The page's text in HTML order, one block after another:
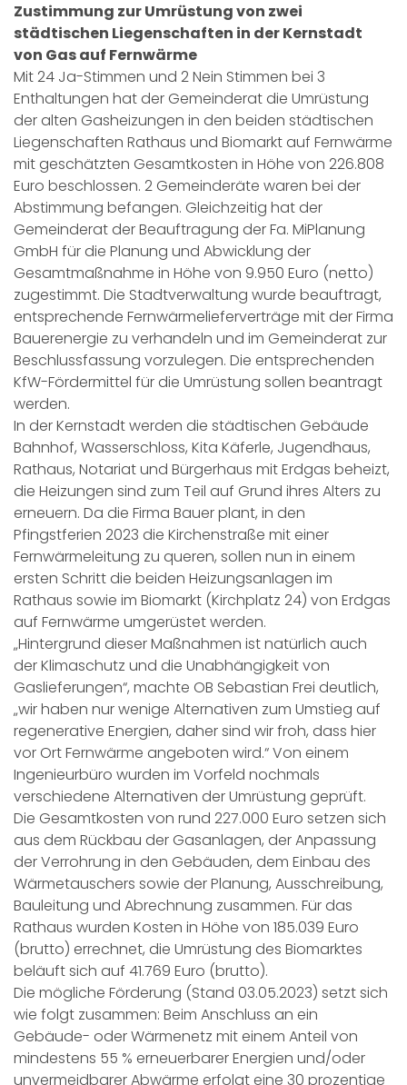
Zustimmung zur Umrüstung von zwei
städtischen Liegenschaften in der Kernstadt
von Gas auf Fernwärme
Mit 24 Ja-Stimmen und 2 Nein Stimmen bei 3
Enthaltungen hat der Gemeinderat die Umrüstung
der alten Gasheizungen in den beiden städtischen
Liegenschaften Rathaus und Biomarkt auf Fernwärme
mit geschätzten Gesamtkosten in Höhe von 226.808
Euro beschlossen. 2 Gemeinderäte waren bei der
Abstimmung befangen. Gleichzeitig hat der
Gemeinderat der Beauftragung der Fa. MiPlanung
GmbH für die Planung und Abwicklung der
Gesamtmaßnahme in Höhe von 9.950 Euro (netto)
zugestimmt. Die Stadtverwaltung wurde beauftragt,
entsprechende Fernwärmelieferverträge mit der Firma
Bauerenergie zu verhandeln und im Gemeinderat zur
Beschlussfassung vorzulegen. Die entsprechenden
KfW-Fördermittel für die Umrüstung sollen beantragt
werden.
In der Kernstadt werden die städtischen Gebäude
Bahnhof, Wasserschloss, Kita Käferle, Jugendhaus,
Rathaus, Notariat und Bürgerhaus mit Erdgas beheizt,
die Heizungen sind zum Teil auf Grund ihres Alters zu
erneuern. Da die Firma Bauer plant, in den
Pfingstferien 2023 die Kirchenstraße mit einer
Fernwärmeleitung zu queren, sollen nun in einem
ersten Schritt die beiden Heizungsanlagen im
Rathaus sowie im Biomarkt (Kirchplatz 24) von Erdgas
auf Fernwärme umgerüstet werden.
„Hintergrund dieser Maßnahmen ist natürlich auch
der Klimaschutz und die Unabhängigkeit von
Gaslieferungen“, machte OB Sebastian Frei deutlich,
„wir haben nur wenige Alternativen zum Umstieg auf
regenerative Energien, daher sind wir froh, dass hier
vor Ort Fernwärme angeboten wird.“ Von einem
Ingenieurbüro wurden im Vorfeld nochmals
verschiedene Alternativen der Umrüstung geprüft.
Die Gesamtkosten von rund 227.000 Euro setzen sich
aus dem Rückbau der Gasanlagen, der Anpassung
der Verrohrung in den Gebäuden, dem Einbau des
Wärmetauschers sowie der Planung, Ausschreibung,
Bauleitung und Abrechnung zusammen. Für das
Rathaus wurden Kosten in Höhe von 185.039 Euro
(brutto) errechnet, die Umrüstung des Biomarktes
beläuft sich auf 41.769 Euro (brutto).
Die mögliche Förderung (Stand 03.05.2023) setzt sich
wie folgt zusammen: Beim Anschluss an ein
Gebäude- oder Wärmenetz mit einem Anteil von
mindestens 55 % erneuerbarer Energien und/oder
unvermeidbarer Abwärme erfolgt eine 30 prozentige